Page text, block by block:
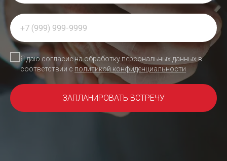
Я даю согласие на обработку персональных данных в
соответствии с политикой конфиденциальности
ЗАПЛАНИРОВАТЬ ВСТРЕЧУ